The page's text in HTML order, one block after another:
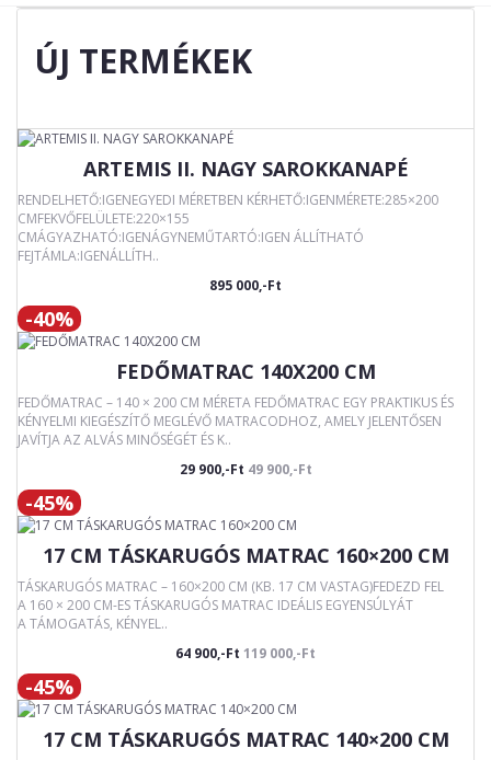
ÚJ TERMÉKEK
ARTEMIS II. NAGY SAROKKANAPÉ
RENDELHETŐ:IGENEGYEDI MÉRETBEN KÉRHETŐ:IGENMÉRETE:285×200
CMFEKVŐFELÜLETE:220×155
CMÁGYAZHATÓ:IGENÁGYNEMŰTARTÓ:IGEN ÁLLÍTHATÓ
FEJTÁMLA:IGENÁLLÍTH..
895 000,-Ft
-40%
FEDŐMATRAC 140X200 CM
FEDŐMATRAC – 140 × 200 CM MÉRETA FEDŐMATRAC EGY PRAKTIKUS ÉS
KÉNYELMI KIEGÉSZÍTŐ MEGLÉVŐ MATRACODHOZ, AMELY JELENTŐSEN
JAVÍTJA AZ ALVÁS MINŐSÉGÉT ÉS K..
29 900,-Ft 49 900,-Ft
-45%
17 CM TÁSKARUGÓS MATRAC 160×200 CM
TÁSKARUGÓS MATRAC – 160×200 CM (KB. 17 CM VASTAG)FEDEZD FEL
A 160 × 200 CM-ES TÁSKARUGÓS MATRAC IDEÁLIS EGYENSÚLYÁT
A TÁMOGATÁS, KÉNYEL..
64 900,-Ft 119 000,-Ft
-45%
17 CM TÁSKARUGÓS MATRAC 140×200 CM